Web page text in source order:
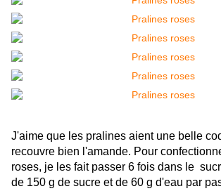
J'aime que les pralines aient une belle
recouvre bien l'amande. Pour
roses, je les fait passer 6 fois dans le
de 150 g de sucre et de 60 g d'eau par